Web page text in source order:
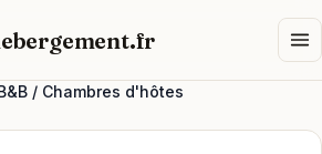
/ Chambres d'hôtes